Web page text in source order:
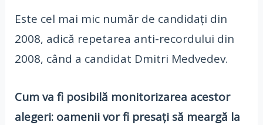
Este cel mai mic număr de candidați din
2008, adică repetarea anti-recordului din
2008, când a candidat Dmitri Medvedev.
Cum va fi posibilă monitorizarea acestor
alegeri: oamenii vor fi presați să meargă la